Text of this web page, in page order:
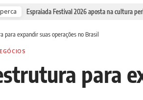
Espraiada Festival 2026 aposta na cultura
para expandir suas operações no Brasil
para